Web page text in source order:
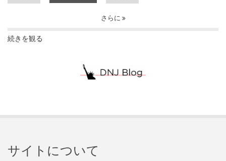
さらに
続きを観る
サイトについて